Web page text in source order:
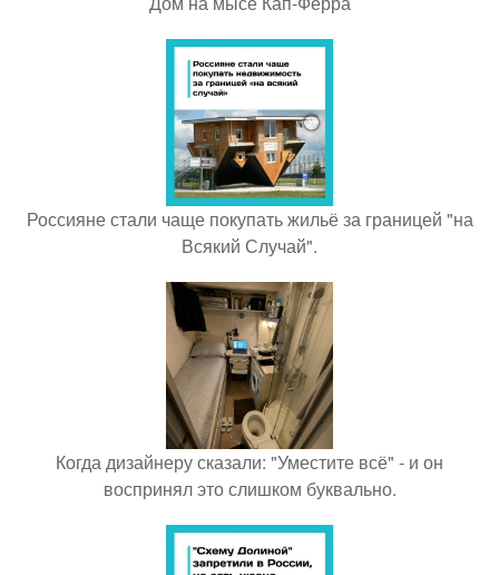
Россияне стали чаще покупать жильё за границей "на
Всякий Случай".
Когда дизайнеру сказали: "Уместите всё" - и он
воспринял это слишком буквально.